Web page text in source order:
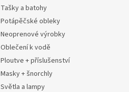
Tašky a batohy
Potápěčské obleky
Neoprenové výrobky
Oblečení k vodě
Ploutve + příslušenství
Masky + šnorchly
Světla a lampy